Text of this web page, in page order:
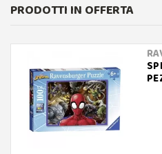
PRODOTTI IN OFFERTA